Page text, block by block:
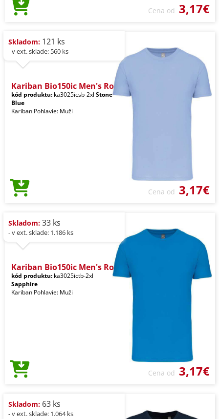
Cena od 3,17€
Skladom: 121 ks
- v ext. sklade: 560 ks
Kariban Bio150ic Men's Ro
kód produktu: ka3025icsb-2xl Stone
Blue
Kariban Pohlavie: Muži
Cena od 3,17€
Skladom: 33 ks
- v ext. sklade: 1.186 ks
Kariban Bio150ic Men's Ro
kód produktu: ka3025ictb-2xl
Sapphire
Kariban Pohlavie: Muži
Cena od 3,17€
Skladom: 63 ks
- v ext. sklade: 1.064 ks